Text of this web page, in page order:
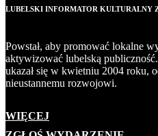
LUBELSKI INFORMATOR KULTURALNY
Powstał, aby promować lokalne
aktywizować lubelską
ukazał się w kwietniu 2004 roku,
nieustannemu rozwojowi.
WIĘCEJ